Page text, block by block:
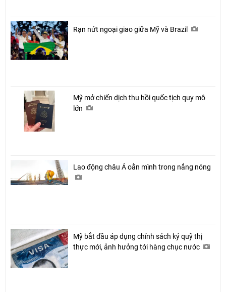
Rạn nứt ngoại giao giữa Mỹ và Brazil
Mỹ mở chiến dịch thu hồi quốc tịch quy mô
lớn
Lao động châu Á oằn mình trong nắng nóng
Mỹ bắt đầu áp dụng chính sách ký quỹ thị
thực mới, ảnh hưởng tới hàng chục nước